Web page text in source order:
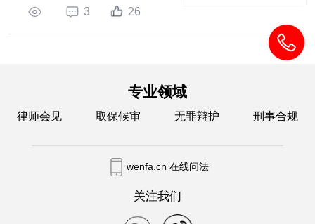
3 26
专业领域
律师会见 取保候审 无罪辩护 刑事合规
wenfa.cn 在线问法
关注我们